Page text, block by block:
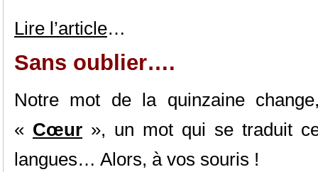
Lire l’article…
Sans oublier….
Notre mot de la quinzaine
« Cœur », un mot qui se traduit
langues… Alors, à vos souris !